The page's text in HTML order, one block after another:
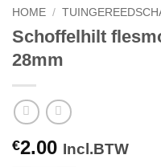
HOME /
Schoffelhilt
28mm
€2.00 Incl.BTW